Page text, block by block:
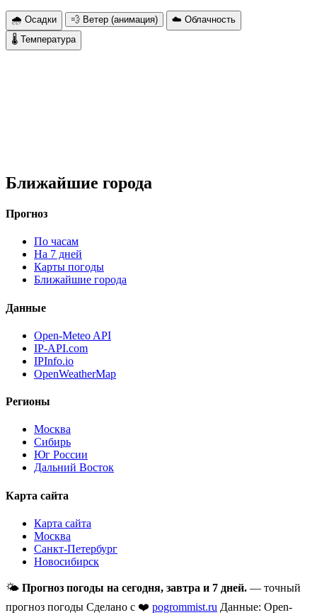
🌧 Осадки 💨 Ветер (анимация)
☁️ Облачность
🌡 Температура
Ближайшие города
Прогноз
По часам
На 7 дней
Карты погоды
Ближайшие города
Данные
Open-Meteo API
IP-API.com
IPInfo.io
OpenWeatherMap
Регионы
Москва
Сибирь
Юг России
Дальний Восток
Карта сайта
Карта сайта
Москва
Санкт-Петербург
Новосибирск
🌤 Прогноз погоды на сегодня, завтра и 7 дней. — точный
прогноз погоды Сделано с ❤️ pogrommist.ru Данные: Open-